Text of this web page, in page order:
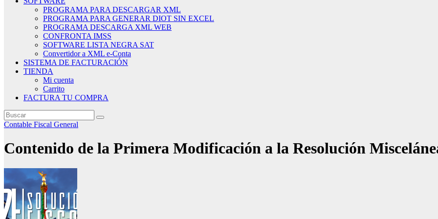
PROGRAMA PARA DESCARGAR XML
PROGRAMA PARA GENERAR DIOT SIN EXCEL
PROGRAMA DESCARGA XML WEB
CONFRONTA IMSS
SOFTWARE LISTA NEGRA SAT
Convertidor a XML e-Conta
SISTEMA DE FACTURACIÓN
TIENDA
Mi cuenta
Carrito
FACTURA TU COMPRA
Contable Fiscal General
Contenido de la Primera Modificación a la Resolución